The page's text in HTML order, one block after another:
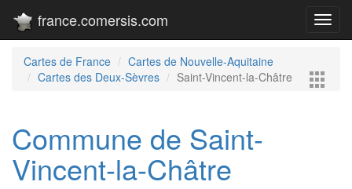
france.comersis.com
Cartes de France
Cartes de Nouvelle-Aquitaine
Cartes des Deux-Sèvres
Saint-Vincent-la-Châtre
Commune de Saint-
Vincent-la-Châtre